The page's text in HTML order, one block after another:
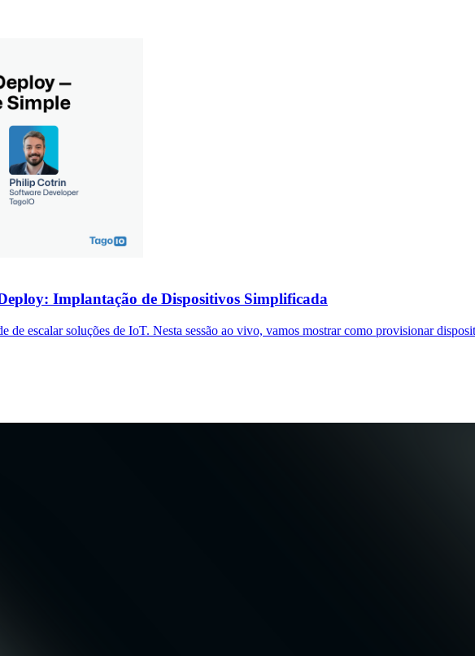
Implantação de Dispositivos Simplificada
de escalar soluções de IoT. Nesta sessão ao vivo, vamos mostrar como provisionar